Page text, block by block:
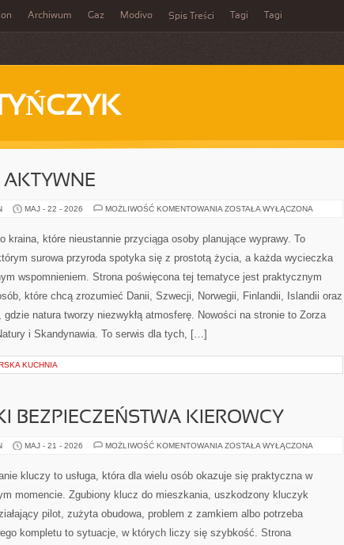
Archiwum Gaz Modivo Spis Treści Tagi Tagi
AKTYWNE
MAJ - 22 - 2026 MOŻLIWOŚĆ KOMENTOWANIA PODRÓŻE
ZOSTAŁA WYŁĄCZONA
kraina, które nieustannie przyciąga osoby planujące wyprawy. To
surowa przyroda spotyka się z prostotą życia, a każda wycieczka
wspomnieniem. Strona poświęcona tej tematyce jest praktycznym
które chcą zrozumieć Danii, Szwecji, Norwegii, Finlandii, Islandii oraz
gdzie natura tworzy niezwykłą atmosferę. Nowości na stronie to Zorza
i Skandynawia. To serwis dla tych, […]
KUCHNIA
BEZPIECZEŃSTWA KIEROWCY
MAJ - 21 - 2026 MOŻLIWOŚĆ KOMENTOWANIA PORADNIKI
ZOSTAŁA WYŁĄCZONA
kluczy to usługa, która dla wielu osób okazuje się praktyczna w
momencie. Zgubiony klucz do mieszkania, uszkodzony kluczyk
pilot, zużyta obudowa, problem z zamkiem albo potrzeba
kompletu to sytuacje, w których liczy się szybkość. Strona